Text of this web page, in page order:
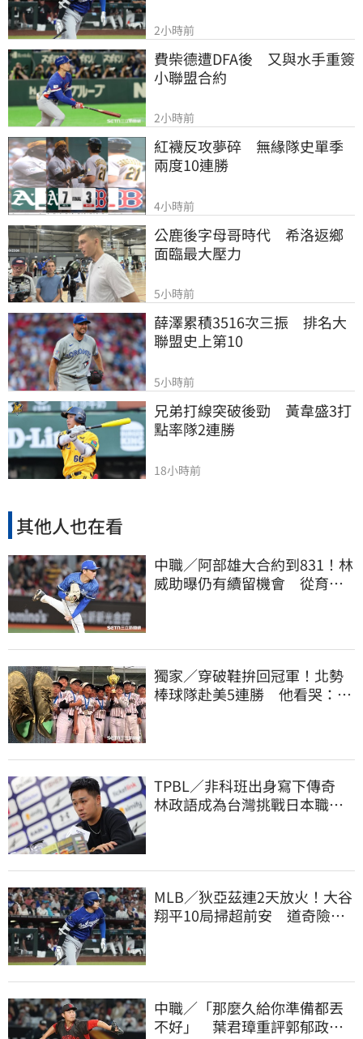
2小時前
費柴德遭DFA後　又與水手重簽
小聯盟合約
2小時前
紅襪反攻夢碎　無緣隊史單季
兩度10連勝
4小時前
公鹿後字母哥時代　希洛返鄉
面臨最大壓力
5小時前
薛澤累積3516次三振　排名大
聯盟史上第10
5小時前
兄弟打線突破後勁　黃韋盛3打
點率隊2連勝
18小時前
其他人也在看
中職／阿部雄大合約到831！林
威助曝仍有續留機會 從育成
獨家／穿破鞋拚回冠軍！北勢
棒球隊赴美5連勝 他看哭：台
TPBL／非科班出身寫下傳奇
林政語成為台灣挑戰日本職籃
MLB／狄亞茲連2天放火！大谷
翔平10局掃超前安 道奇險逃9
中職／「那麼久給你準備都丟
不好」 葉君璋重評郭郁政對